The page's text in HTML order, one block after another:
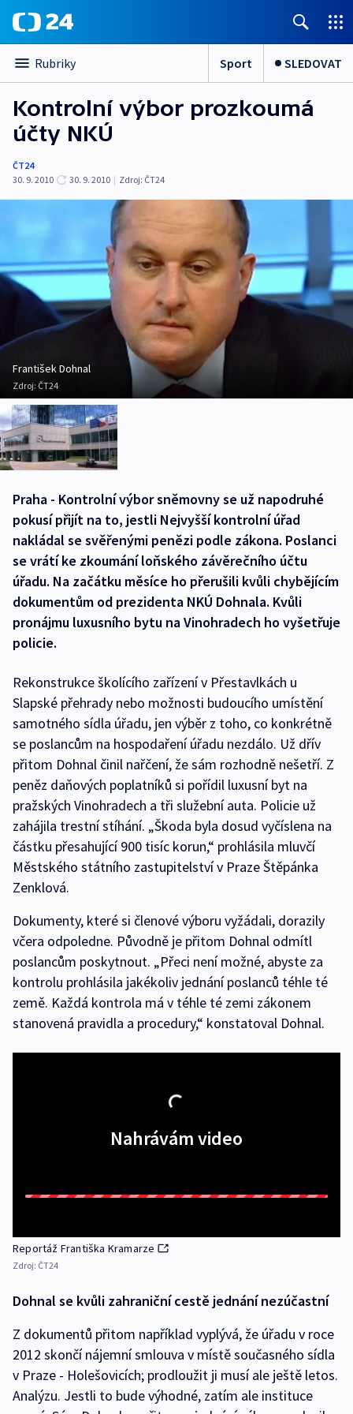
Rubriky Sport SLEDOVAT
Kontrolní výbor prozkoumá
účty NKÚ
ČT24
30. 9. 2010
30. 9. 2010 | Zdroj: ČT24
František Dohnal
Zdroj: ČT24
Praha - Kontrolní výbor sněmovny se už napodruhé
pokusí přijít na to, jestli Nejvyšší kontrolní úřad
nakládal se svěřenými penězi podle zákona. Poslanci
se vrátí ke zkoumání loňského závěrečního účtu
úřadu. Na začátku měsíce ho přerušili kvůli chybějícím
dokumentům od prezidenta NKÚ Dohnala. Kvůli
pronájmu luxusního bytu na Vinohradech ho vyšetřuje
policie.
Rekonstrukce školícího zařízení v Přestavlkách u
Slapské přehrady nebo možnosti budoucího umístění
samotného sídla úřadu, jen výběr z toho, co konkrétně
se poslancům na hospodaření úřadu nezdálo. Už dřív
přitom Dohnal činil nařčení, že sám rozhodně nešetří. Z
peněz daňových poplatníků si pořídil luxusní byt na
pražských Vinohradech a tři služební auta. Policie už
zahájila trestní stíhání. „Škoda byla dosud vyčíslena na
částku přesahující 900 tisíc korun,“ prohlásila mluvčí
Městského státního zastupitelství v Praze Štěpánka
Zenklová.
Dokumenty, které si členové výboru vyžádali, dorazily
včera odpoledne. Původně je přitom Dohnal odmítl
poslancům poskytnout. „Přeci není možné, abyste za
kontrolu prohlásila jakékoliv jednání poslanců téhle té
země. Každá kontrola má v téhle té zemi zákonem
stanovená pravidla a procedury,“ konstatoval Dohnal.
Nahrávám video
Reportáž Františka Kramarze
Zdroj: ČT24
Dohnal se kvůli zahraniční cestě jednání nezúčastní
Z dokumentů přitom například vyplývá, že úřadu v roce
2012 skončí nájemní smlouva v místě současného sídla
v Praze - Holešovicích; prodloužit ji musí ale ještě letos.
Analýzu. Jestli to bude výhodné, zatím ale instituce